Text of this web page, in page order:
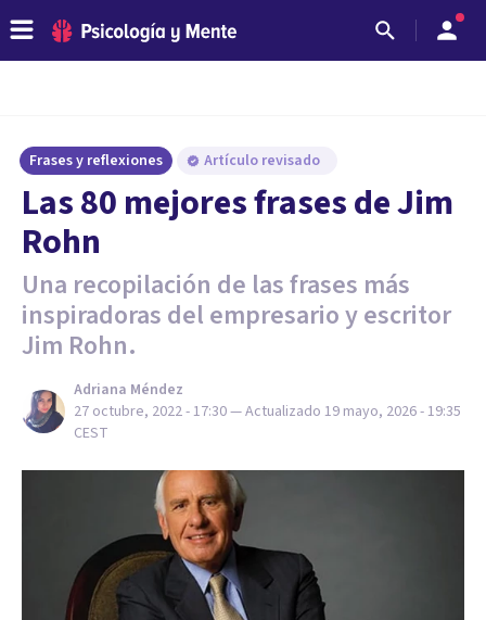
Frases y reflexiones Artículo revisado
Las 80 mejores frases de Jim
Rohn
Una recopilación de las frases más
inspiradoras del empresario y escritor
Jim Rohn.
Adriana Méndez
27 octubre, 2022 - 17:30— Actualizado 19 mayo, 2026 - 19:35
CEST